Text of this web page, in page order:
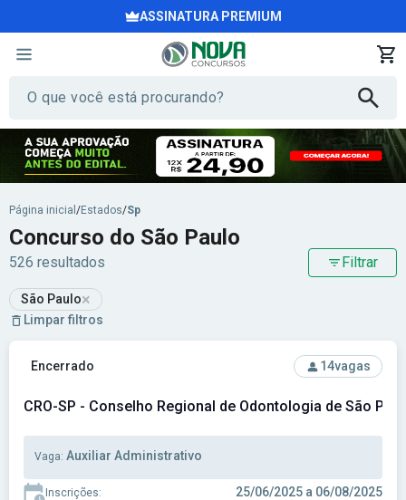
ASSINATURA PREMIUM
Página inicial /Estados/Sp
Concurso do São Paulo
526 resultados Filtrar
São Paulo×
Limpar filtros
Ver concurso: CRO-SP - Conselho Regional de Odontologia
Encerrado 14vagas
CRO-SP - Conselho Regional de Odontologia de São
Vaga: Auxiliar Administrativo
Inscrições: 25/06/2025 a 06/08/2025